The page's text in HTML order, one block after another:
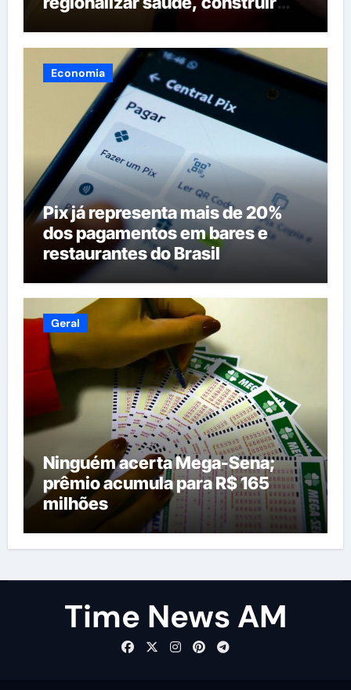
maternidades e hospital regional
em Itacoatiara
Economia
Pix já representa mais de 20%
dos pagamentos em bares e
restaurantes do Brasil
Geral
Ninguém acerta Mega-Sena;
prêmio acumula para R$ 165
milhões
Time News AM